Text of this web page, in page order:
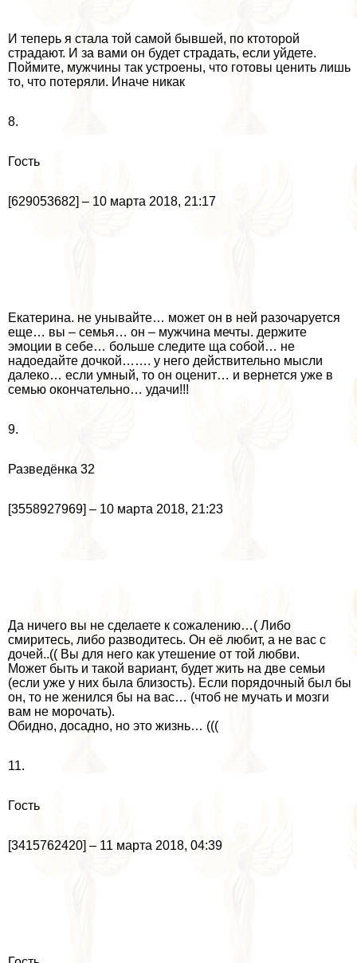
И теперь я стала той самой бывшей, по ктоторой
страдают. И за вами он будет страдать, если уйдете.
Поймите, мужчины так устроены, что готовы ценить лишь
то, что потеряли. Иначе никак
8.
Гость
[629053682] – 10 марта 2018, 21:17
Екатерина. не унывайте… может он в ней разочаруется
еще… вы – семья… он – мужчина мечты. держите
эмоции в себе… больше следите ща собой… не
надоедайте дочкой……. у него действительно мысли
далеко… если умный, то он оценит… и вернется уже в
семью окончательно… удачи!!!
9.
Разведёнка 32
[3558927969] – 10 марта 2018, 21:23
Да ничего вы не сделаете к сожалению…( Либо
смиритесь, либо разводитесь. Он её любит, а не вас с
дочей..(( Вы для него как утешение от той любви.
Может быть и такой вариант, будет жить на две семьи
(если уже у них была близость). Если порядочный был бы
он, то не женился бы на вас… (чтоб не мучать и мозги
вам не морочать).
Обидно, досадно, но это жизнь… (((
11.
Гость
[3415762420] – 11 марта 2018, 04:39